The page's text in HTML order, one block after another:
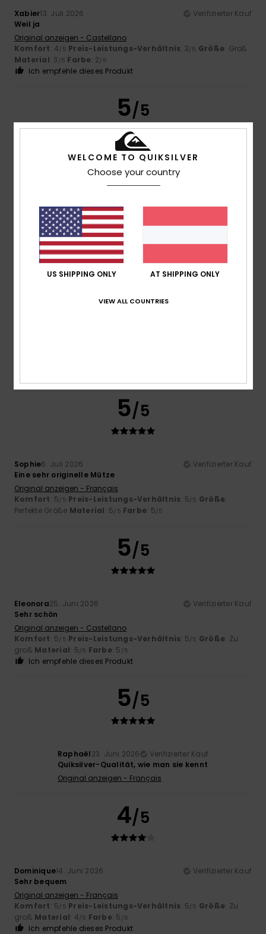
Xabier13. Juli 2026
Verifizierter Kauf
Weil ja
Original anzeigen - Castellano
Komfort: 4/5 Preis-Leistungs-Verhältnis: 3/5 Größe: Groß
Material: 3 /5 Farbe: 2/5
Ich empfehle dieses Produkt
5/5
9. Juli 2026
Verifizierter Kauf
Die perfekte Größe.
Original anzeigen - Français
Perfekte GrößeMaterial: 5/5 Farbe: 5
Ich empfehle dieses Produkt
1 /5
5/5
Sophie6. Juli 2026
Verifizierter Kauf
Eine sehr originelle Mütze
Original anzeigen - Français
Komfort: 5/5 Preis-Leistungs-Verhältnis: 5/5 Größe:
Perfekte Größe Material: 5/5 Farbe: 5/5
5/5
Eleonora25. Juni 2026
Verifizierter Kauf
Sehr schön
Original anzeigen - Castellano
Komfort: 5/5 Preis-Leistungs-Verhältnis: 5/5 Größe: Zu
groß Material: 5/5 Farbe: 5 /5
Ich empfehle dieses Produkt
5/5
Raphaël23. Juni 2026
Verifizierter Kauf
Quiksilver-Qualität, wie man sie kennt
Original anzeigen - Français
4/5
Dominique14. Juni 2026
Verifizierter Kauf
Sehr bequem
Original anzeigen - Français
Komfort: 5/5 Preis-Leistungs-Verhältnis: 5/5 Größe: Zu
groß Material: 4/5 Farbe: 5 /5
Ich empfehle dieses Produkt
WELCOME TO QUIKSILVER
Choose your country
US SHIPPING ONLY AT SHIPPING ONLY
VIEW ALL COUNTRIES